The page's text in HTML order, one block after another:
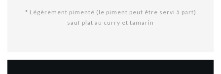
* Légèrement pimenté (le piment peut être servi à part)
sauf plat au curry et tamarin